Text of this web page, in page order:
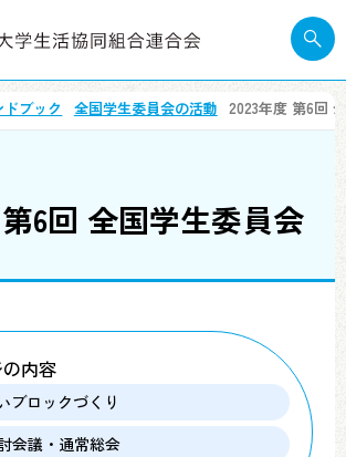
ブック 全国学生委員会の活動 2023年度 第6回
6回 全国学生委員会
内容
ブロックづくり
会議・通常総会